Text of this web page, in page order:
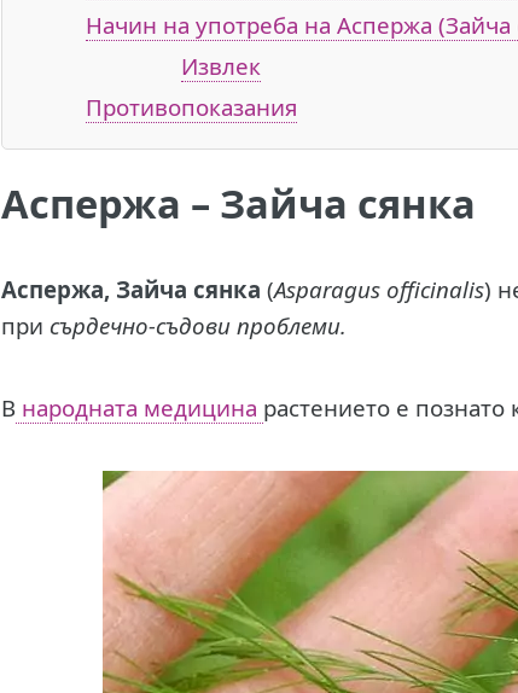
Начин на употреба на Аспержа (Зайча
Извлек
Противопоказания
Аспержа – Зайча сянка
Аспержа, Зайча сянка (Asparagus officinalis)
при сърдечно-съдови проблеми.
В народната медицина растението е познато